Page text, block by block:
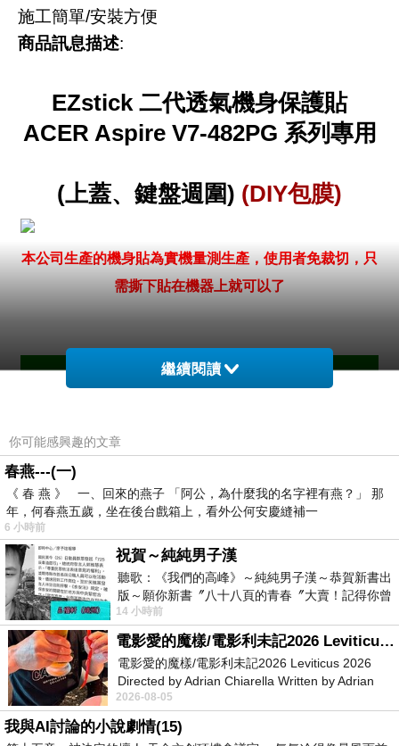
施工簡單/安裝方便
商品訊息描述:
EZstick 二代透氣機身保護貼
ACER Aspire V7-482PG 系列專用
(上蓋、鍵盤週圍) (DIY包膜)
本公司生產的機身貼為實機量測生產，使用者免裁切，只
需撕下貼在機器上就可以了
◆功 用 機 能 ◆
使用日本原裝進口的材質，有效保謢NB、手機、數位相
機、PDA及車用電視甚至搖控器等，可避免機身刮傷、
防止灰塵，達到保護機身效果，長時間使用後撕下不會有
任何殘膠。
修 補 刮 痕
接著面採弱膠背層，其膠質分子能填補塑膠、鋁、鎂合金
表面細微縫隙，可達到修補輕微刮痕之功效(需貼完約二
週後待所有氣泡消失即可目視效果) 。
繼續閱讀
你可能感興趣的文章
春燕---(一)
《 春 燕 》 一、回來的燕子 「阿公，為什麼我的名字裡有燕？」 那
年，何春燕五歲，坐在後台戲箱上，看外公何安慶縫補一
6 小時前
祝賀～純純男子漢
聽歌：《我們的高峰》～純純男子漢～恭賀新書出
版～願你新書〞八十八頁的青春〞大賣！記得你曾
經在我的版留言…「好讚的圖^^感覺大家
14 小時前
電影愛的魔樣/電影利未記2026 Leviticus 2026
電影愛的魔樣/電影利未記2026 Leviticus 2026
Directed by Adrian Chiarella Written by Adrian
Chiarella Starring Joe Bird
2026-08-05
我與AI討論的小說劇情(15)